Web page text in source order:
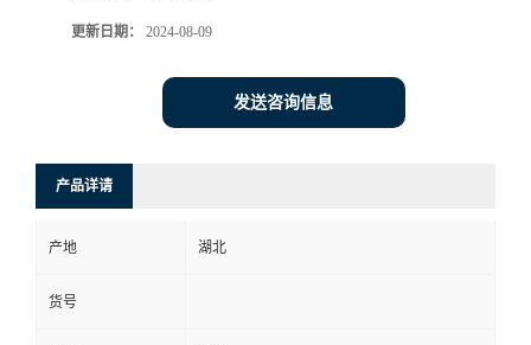
更新日期： 2024-08-09
发送咨询信息
产品详请
产地 湖北
货号